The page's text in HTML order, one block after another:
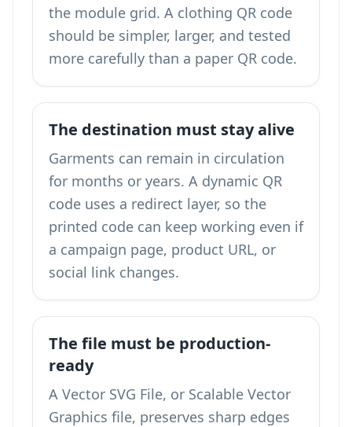
the module grid. A clothing QR code
should be simpler, larger, and tested
more carefully than a paper QR code.
The destination must stay alive
Garments can remain in circulation
for months or years. A dynamic QR
code uses a redirect layer, so the
printed code can keep working even if
a campaign page, product URL, or
social link changes.
The file must be production-
ready
A Vector SVG File, or Scalable Vector
Graphics file, preserves sharp edges